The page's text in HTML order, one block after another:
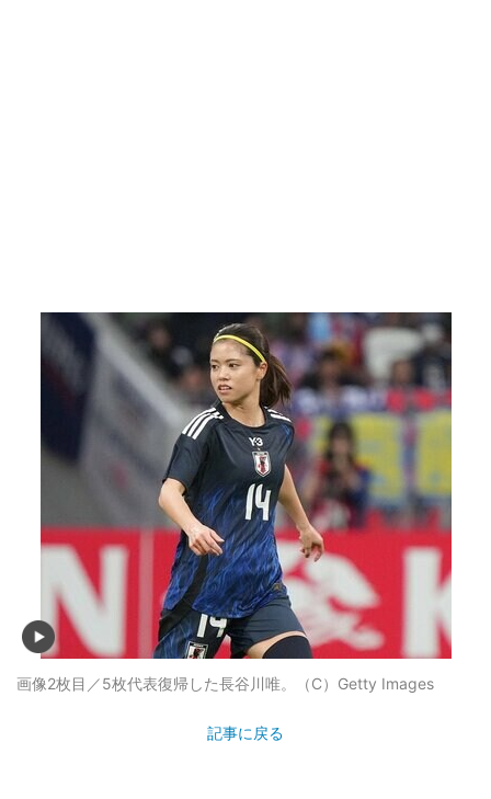
画像2枚目／5枚代表復帰した長谷川唯。（C）Getty Images
記事に戻る